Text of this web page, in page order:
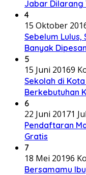
Jabar Dilarang
4
15 Oktober
Sebelum Lulus,
Banyak Dipesan
5
15 Juni 20169
Sekolah di
Berkebutuhan
6
22 Juni 20171
Pendaftaran
Gratis
7
18 Mei 20196
Bersamamu